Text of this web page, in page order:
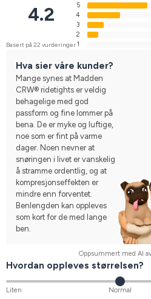
4.2
Basert på 22 vurderinger
5
4
3
2
1
Hva sier våre kunder?
Mange synes at Madden
CRW® ridetights er veldig
behagelige med god
passform og fine lommer på
bena. De er myke og luftige,
noe som er fint på varme
dager. Noen nevner at
snøringen i livet er vanskelig
å stramme ordentlig, og at
kompresjonseffekten er
mindre enn forventet.
Benlengden kan oppleves
som kort for de med lange
ben.
Oppsummert med AI
Hvordan oppleves størrelsen?
Liten Normal